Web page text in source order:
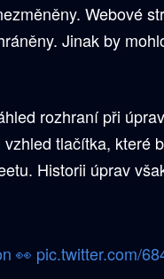
Webové
Jinak by
rozhraní při
tlačítka, které
Historii úprav
👀 pic.twitter.com/